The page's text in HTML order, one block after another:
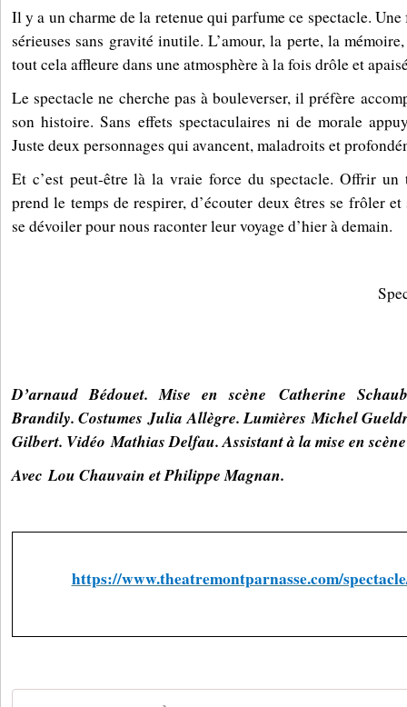
Il y a un charme de la retenue qui parfume ce spectacle.
sérieuses sans gravité inutile. L’amour, la perte, la
tout cela affleure dans une atmosphère à la fois drôle et
Le spectacle ne cherche pas à bouleverser, il préfère
son histoire. Sans effets spectaculaires ni de morale
Juste deux personnages qui avancent, maladroits et
Et c’est peut-être là la vraie force du spectacle. Offrir un
prend le temps de respirer, d’écouter deux êtres se frôler et
se dévoiler pour nous raconter leur voyage d’hier à demain.
D’arnaud Bédouet. Mise en scène Catherine
Brandily. Costumes Julia Allègre. Lumières Michel
Gilbert. Vidéo Mathias Delfau. Assistant à la mise en
Avec Lou Chauvain et Philippe Magnan.
https://www.theatremontparnasse.com/